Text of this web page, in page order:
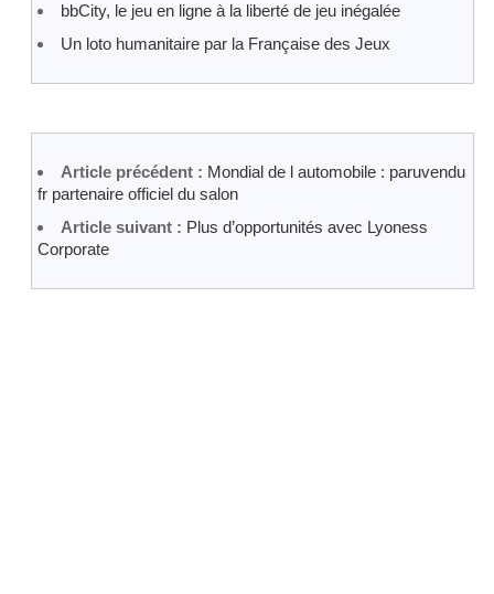
bbCity, le jeu en ligne à la liberté de jeu inégalée
Un loto humanitaire par la Française des Jeux
Article précédent : Mondial de l automobile : paruvendu
fr partenaire officiel du salon
Article suivant : Plus d’opportunités avec Lyoness
Corporate